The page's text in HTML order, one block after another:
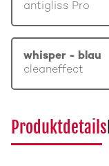
antigliss Pro
whisper - blau
cleaneffect
Produktdetails